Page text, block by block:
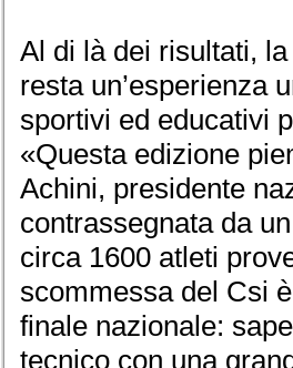
Al di là dei risultati,
resta un’esperienza
sportivi ed educativi
«Questa edizione
Achini, presidente
contrassegnata da
circa 1600 atleti
scommessa del Csi
finale nazionale:
tecnico con una